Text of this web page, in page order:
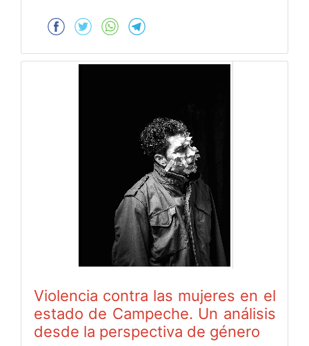
Violencia contra las mujeres en el
estado de Campeche. Un análisis
desde la perspectiva de género